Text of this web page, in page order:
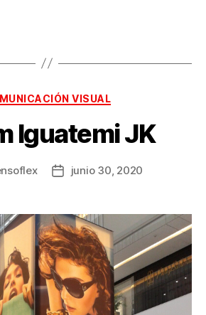
VISUAL
Iguatemi JK
junio 30, 2020